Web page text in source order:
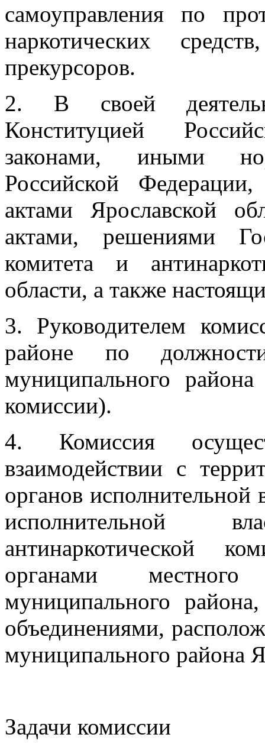
самоуправления по
наркотических
прекурсоров.
2. В своей
Конституцией
законами, иными
Российской
актами Ярославской
актами, решениями
комитета и
области, а также
3. Руководителем
районе по
муниципального района
комиссии).
4. Комиссия
взаимодействии с
органов
исполнительной
антинаркотической
органами местного
муниципального
объединениями,
муниципального района
Задачи комиссии